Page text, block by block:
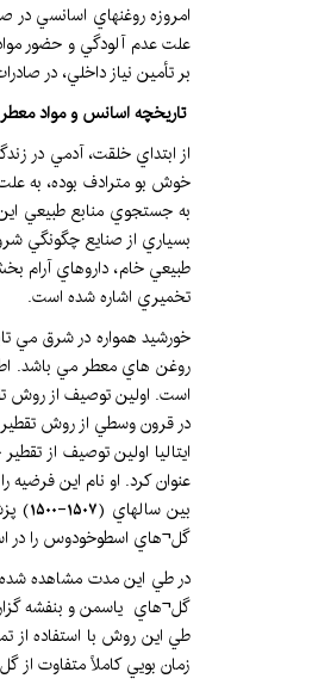
امروزه روغنهاي اسانسي در
علت عدم آلودگي و حضور
بر تأمين نياز داخلي، در
تاریخچه اسانس و مواد معطر
از ابتداي خلقت، آدمي در
خوش بو مترادف بوده، به
به جستجوي منابع طبيعي
بسياري از صنايع چگونگي
طبيعي خام، داروهاي آرام
تخميري اشاره شده است.
خورشيد همواره در شرق مي
روغن هاي معطر مي باشد.
است. اولين توصيف از روش
در قرون وسطي از روش
ايتاليا اولين توصيف از
عنوان كرد. او نام اين فرضيه
بين سالهاي (1507-1500) پزشك استراسبورگي به نام
گل¬هاي اسطوخودوس را در
طي اين روش با استفاده از
زمان بويي كاملاً متفاوت